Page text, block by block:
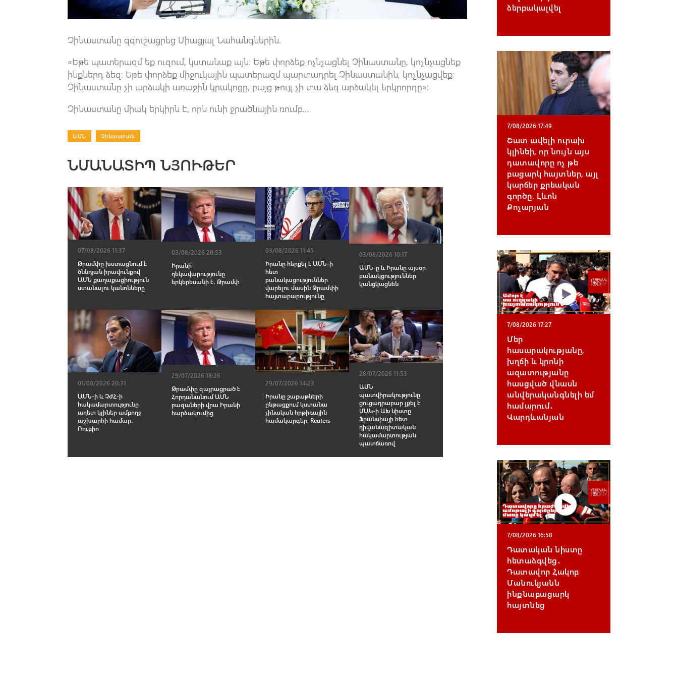
Չինաստանը զգուշացրեց Միացյալ Նահանգներին.
«Եթե պատերազմ եք ուզում, կստանաք այն։ Եթե փորձեք ոչնչացնել Չինաստանը, կոչնչացնեք
ինքներդ ձեզ։ Եթե փորձեք միջուկային պատերազմ պարտադրել Չինաստանին, կոչնչացվեք։
Չինաստանը չի արձակի առաջին կրակոցը, բայց թույլ չի տա ձեզ արձակել երկրորդը»։
Չինաստանը միակ երկիրն է, որն ունի ջրածնային ռումբ…
ԱՄՆ Չինաստան
ՆՄԱՆԱՏԻՊ ՆՅՈՒԹԵՐ
07/08/2026 11:37
Թրամփը խստացնում է
ծննդյան իրավունքով
ԱՄՆ քաղաքացիություն
ստանալու կանոնները
03/08/2026 20:53
Իրանի
ղեկավարությունը
երկերեսանի է․ Թրամփ
03/08/2026 11:45
Իրանը հերքել է ԱՄՆ-ի
հետ
բանակացություններ
վարելու մասին Թրամփի
հայտարարությունը
03/08/2026 10:17
ԱՄՆ-ը և Իրանը այսօր
բանակցություններ
կանցկացնեն
01/08/2026 20:31
ԱՄՆ-ի և ՉԺՀ-ի
hակամարտությունը
աղետ կլիներ ամբողջ
աշխարհի համար․
Ռուբիո
29/07/2026 18:26
Թրամփը զայրացրած է
Հորդանանում ԱՄՆ
բազաների վրա Իրանի
հարձակումից
29/07/2026 14:23
Իրանը շաբաթների
ընթացքում կստանա
չինական hրթիռային
համակարգեր. Reuters
28/07/2026 11:53
ԱՄՆ
պատվիրակությունը
ցուցադրաբար լքել է
ՄԱԿ-ի ԱԽ նիստը
Ֆրանսիայի հետ
դիվանագիտական
հակամարտության
պատճառով
ձերբակալվել
7/08/2026 17:49
Շատ ավելի ուրախ
կլինեի, որ նույն այս
դատավորը ոչ թե
բացարկ հայտներ, այլ
կարճեր քրեական
գործը. Լևոն
Քոչարյան
7/08/2026 17:27
Մեր
հասարակությանը,
խղճի և կրոնի
ազատությանը
հասցված վնասն
անվերականգնելի եմ
համարում․
Վարդևանյան
7/08/2026 16:58
Դատական նիստը
հետաձգվեց․
Դատավոր Հակոբ
Մանուկյանն
ինքնաբացարկ
հայտնեց